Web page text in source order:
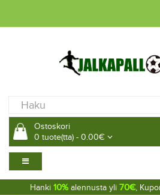
Ostoskori
0 tuote(tta) - 0.00€
Hanki 10% alennusta yli 70€,